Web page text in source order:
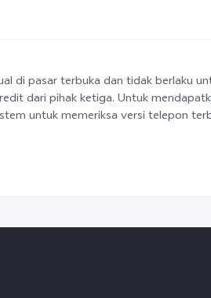
di pasar terbuka dan tidak berlaku
dari pihak ketiga. Untuk
untuk memeriksa versi telepon